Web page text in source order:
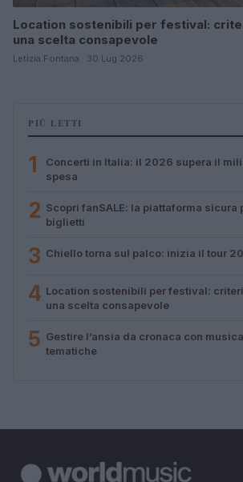
Location sostenibili per festival:
una scelta consapevole
Letizia Fontana · 30 Lug 2026
PIÙ LETTI
1
Concerti in Italia: il 2026 supera il
spesa
2 Scopri fanSALE: la piattaforma sicura
biglietti
3 Chiello torna sul palco: inizia il tour
4 Location sostenibili per festival:
una scelta consapevole
5 Gestire l’ansia da cronaca con
tematiche